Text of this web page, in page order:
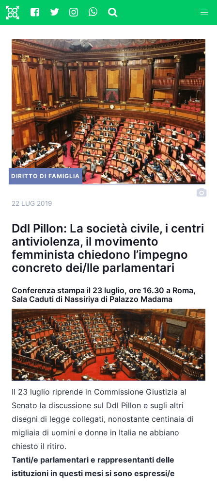
DIRITTO DI FAMIGLIA
22 LUG 2019
Ddl Pillon: La società civile, i centri
antiviolenza, il movimento
femminista chiedono l’impegno
concreto dei/lle parlamentari
Conferenza stampa il 23 luglio, ore 16.30 a Roma,
Sala Caduti di Nassiriya di Palazzo Madama
Il 23 luglio riprende in Commissione Giustizia al
Senato la discussione sul Ddl Pillon e sugli altri
disegni di legge collegati, nonostante centinaia di
migliaia di uomini e donne in Italia ne abbiano
chiesto il ritiro.
Tanti/e parlamentari e rappresentanti delle
istituzioni in questi mesi si sono espressi/e